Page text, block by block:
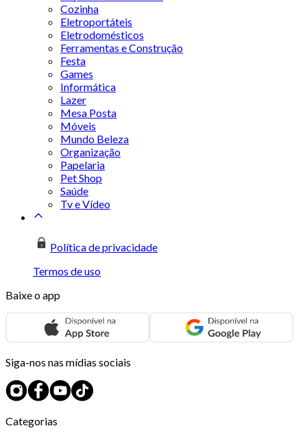
Cozinha
Eletroportáteis
Eletrodomésticos
Ferramentas e Construção
Festa
Games
Informática
Lazer
Mesa Posta
Móveis
Mundo Beleza
Organização
Papelaria
Pet Shop
Saúde
Tv e Vídeo
Política de privacidade
Termos de uso
Baixe o app
Siga-nos nas mídias sociais
Categorias